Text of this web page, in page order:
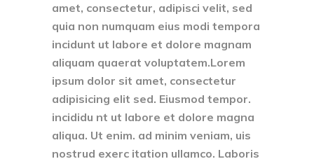
amet, consectetur, adipisci velit, sed
quia non numquam eius modi tempora
incidunt ut labore et dolore magnam
aliquam quaerat voluptatem.Lorem
ipsum dolor sit amet, consectetur
adipisicing elit sed. Eiusmod tempor.
incididu nt ut labore et dolore magna
aliqua. Ut enim. ad minim veniam, uis
nostrud exerc itation ullamco. Laboris